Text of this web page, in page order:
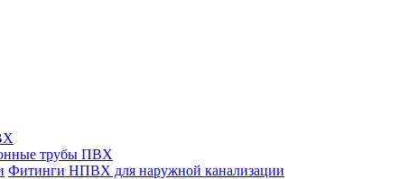
трубы ПВХ
Фитинги НПВХ для наружной канализации